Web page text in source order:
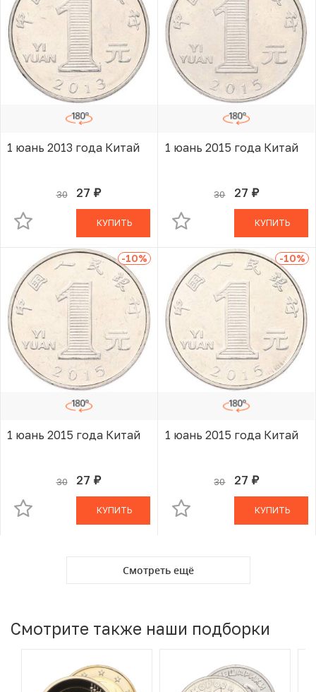
1 юань 2013 года Китай
30 27 руб.
В КОРЗИНЕ
КУПИТЬ
1 юань 2015 года Китай
30 27 руб.
В КОРЗИНЕ
КУПИТЬ
-10%
1 юань 2015 года Китай
30 27 руб.
В КОРЗИНЕ
КУПИТЬ
-10%
1 юань 2015 года Китай
30 27 руб.
В КОРЗИНЕ
КУПИТЬ
Смотреть ещё
Смотрите также наши подборки